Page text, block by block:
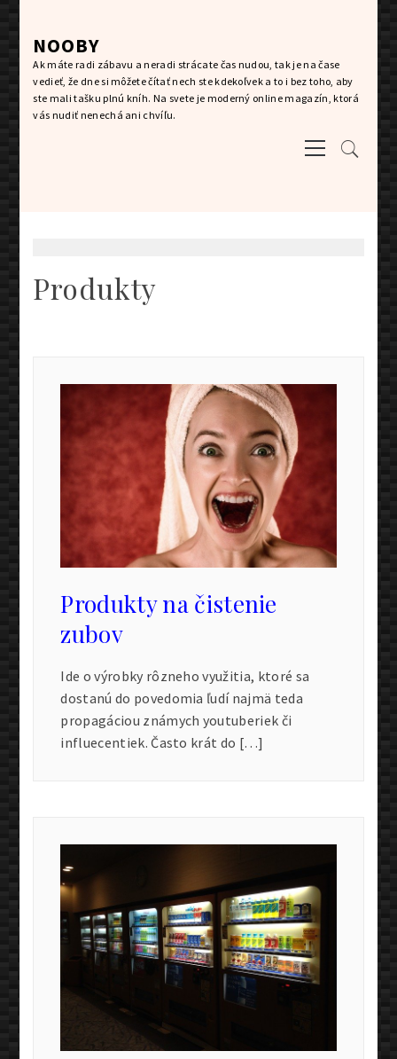
content
NOOBY
Ak máte radi zábavu a neradi strácate čas nudou, tak je na čase
vedieť, že dne si môžete čítať nech ste kdekoľvek a to i bez toho, aby
ste mali tašku plnú kníh. Na svete je moderný online magazín, ktorá
vás nudiť nenechá ani chvíľu.
Menu
Produkty
Produkty na čistenie
zubov
Ide o výrobky rôzneho využitia, ktoré sa
dostanú do povedomia ľudí najmä teda
propagáciou známych youtuberiek či
influecentiek. Často krát do […]